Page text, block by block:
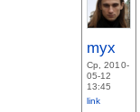
myx
Ср, 2010-
05-12
13:45
link